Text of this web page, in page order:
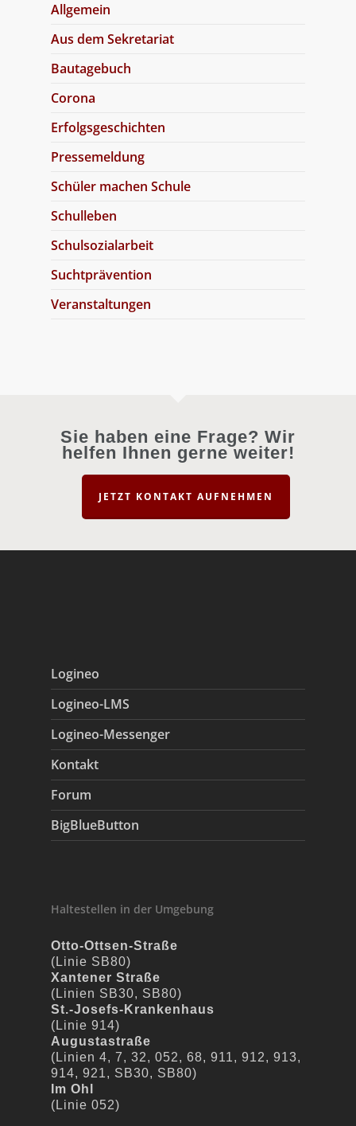
Allgemein
Aus dem Sekretariat
Bautagebuch
Corona
Erfolgsgeschichten
Pressemeldung
Schüler machen Schule
Schulleben
Schulsozialarbeit
Suchtprävention
Veranstaltungen
Sie haben eine Frage? Wir
helfen Ihnen gerne weiter!
JETZT KONTAKT AUFNEHMEN
Logineo
Logineo-LMS
Logineo-Messenger
Kontakt
Forum
BigBlueButton
Haltestellen in der Umgebung
Otto-Ottsen-Straße
(Linie SB80)
Xantener Straße
(Linien SB30, SB80)
St.-Josefs-Krankenhaus
(Linie 914)
Augustastraße
(Linien 4, 7, 32, 052, 68, 911, 912, 913,
914, 921, SB30, SB80)
Im Ohl
(Linie 052)